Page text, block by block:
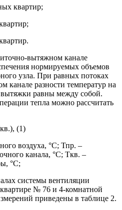
квартир;
вытяжном канале
нормируемых объемов
узла. При равных потоках
канале разности температур на
равны между собой.
тепла можно рассчитать
(1)
воздуха, °С; Тпр. –
канала, °С; Ткв. –
°С;
системы вентиляции
№ 76 и 4-комнатной
приведены в таблице 2.